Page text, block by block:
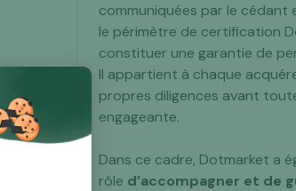
communiquées par le cédant
le périmètre de certification
constituer une garantie de
Il appartient à chaque
propres diligences avant
engageante.
Dans ce cadre, Dotmarket a
rôle d’accompagner et de